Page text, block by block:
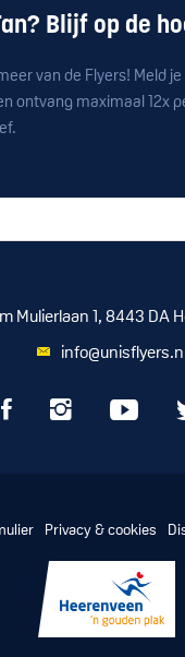
Blijf op de
van de Flyers! Meld
ontvang maximaal 12x
Mulierlaan 1, 8443 DA
info@unisflyers.nl
Privacy & cookies